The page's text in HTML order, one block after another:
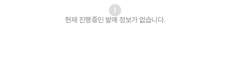
현재 진행중인 발매 정보가 없습니다.